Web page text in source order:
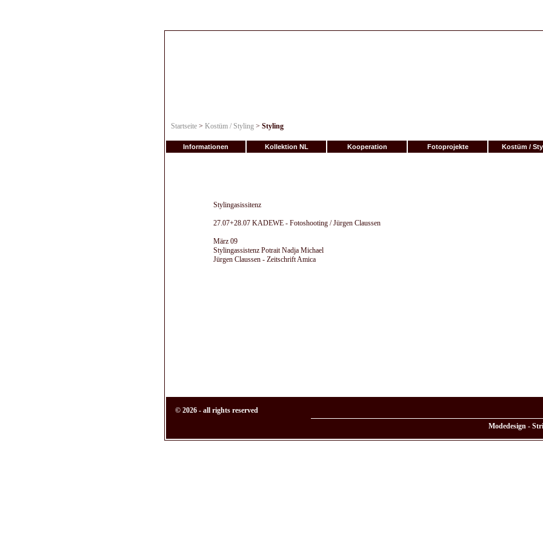
Startseite > Kostüm / Styling > Styling
Informationen Kollektion NL Kooperation Fotoprojekte Kostüm /
Stylingasissitenz
27.07+28.07 KADEWE - Fotoshooting / Jürgen Claussen
März 09
Stylingassistenz Potrait Nadja Michael
Jürgen Claussen - Zeitschrift Amica
© 2026 - all rights reserved
Modedesign -